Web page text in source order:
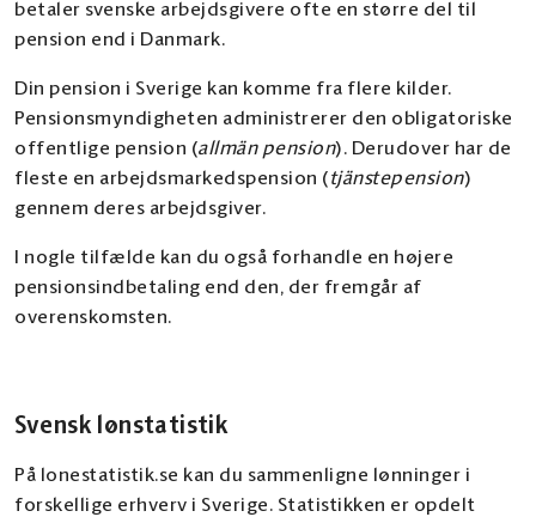
betaler svenske arbejdsgivere ofte en større del til
pension end i Danmark.
Din pension i Sverige kan komme fra flere kilder.
Pensionsmyndigheten administrerer den obligatoriske
offentlige pension (allmän pension). Derudover har de
fleste en arbejdsmarkedspension (tjänstepension)
gennem deres arbejdsgiver.
I nogle tilfælde kan du også forhandle en højere
pensionsindbetaling end den, der fremgår af
overenskomsten.
Svensk lønstatistik
På lonestatistik.se kan du sammenligne lønninger i
forskellige erhverv i Sverige. Statistikken er opdelt